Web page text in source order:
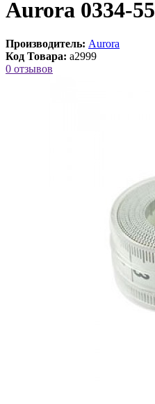
Aurora 0334-
Производитель: Aurora
Код Товара: a2999
0 отзывов